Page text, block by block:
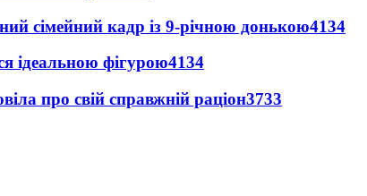
сімейний кадр із 9-річною донькою4134
ідеальною фігурою4134
про свій справжній раціон3733